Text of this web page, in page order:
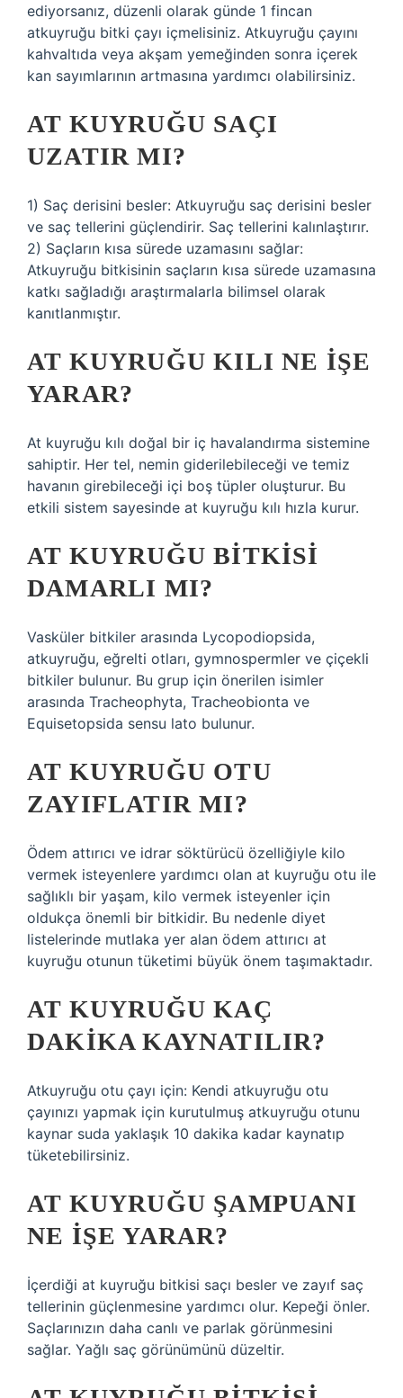
ediyorsanız, düzenli olarak günde 1 fincan
atkuyruğu bitki çayı içmelisiniz. Atkuyruğu çayını
kahvaltıda veya akşam yemeğinden sonra içerek
kan sayımlarının artmasına yardımcı olabilirsiniz.
AT KUYRUĞU SAÇI
UZATIR MI?
1) Saç derisini besler: Atkuyruğu saç derisini besler
ve saç tellerini güçlendirir. Saç tellerini kalınlaştırır.
2) Saçların kısa sürede uzamasını sağlar:
Atkuyruğu bitkisinin saçların kısa sürede uzamasına
katkı sağladığı araştırmalarla bilimsel olarak
kanıtlanmıştır.
AT KUYRUĞU KILI NE IŞE
YARAR?
At kuyruğu kılı doğal bir iç havalandırma sistemine
sahiptir. Her tel, nemin giderilebileceği ve temiz
havanın girebileceği içi boş tüpler oluşturur. Bu
etkili sistem sayesinde at kuyruğu kılı hızla kurur.
AT KUYRUĞU BITKISI
DAMARLI MI?
Vasküler bitkiler arasında Lycopodiopsida,
atkuyruğu, eğrelti otları, gymnospermler ve çiçekli
bitkiler bulunur. Bu grup için önerilen isimler
arasında Tracheophyta, Tracheobionta ve
Equisetopsida sensu lato bulunur.
AT KUYRUĞU OTU
ZAYIFLATIR MI?
Ödem attırıcı ve idrar söktürücü özelliğiyle kilo
vermek isteyenlere yardımcı olan at kuyruğu otu ile
sağlıklı bir yaşam, kilo vermek isteyenler için
oldukça önemli bir bitkidir. Bu nedenle diyet
listelerinde mutlaka yer alan ödem attırıcı at
kuyruğu otunun tüketimi büyük önem taşımaktadır.
AT KUYRUĞU KAÇ
DAKIKA KAYNATILIR?
Atkuyruğu otu çayı için: Kendi atkuyruğu otu
çayınızı yapmak için kurutulmuş atkuyruğu otunu
kaynar suda yaklaşık 10 dakika kadar kaynatıp
tüketebilirsiniz.
AT KUYRUĞU ŞAMPUANI
NE IŞE YARAR?
İçerdiği at kuyruğu bitkisi saçı besler ve zayıf saç
tellerinin güçlenmesine yardımcı olur. Kepeği önler.
Saçlarınızın daha canlı ve parlak görünmesini
sağlar. Yağlı saç görünümünü düzeltir.